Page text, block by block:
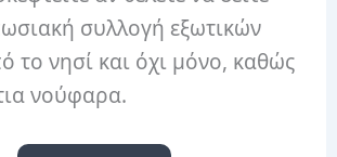
συλλογή εξωτικών
το νησί και όχι μόνο, καθώς
νούφαρα.